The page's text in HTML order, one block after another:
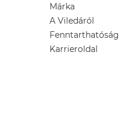
Márka
A Viledáról
Fenntarthatóság
Karrieroldal